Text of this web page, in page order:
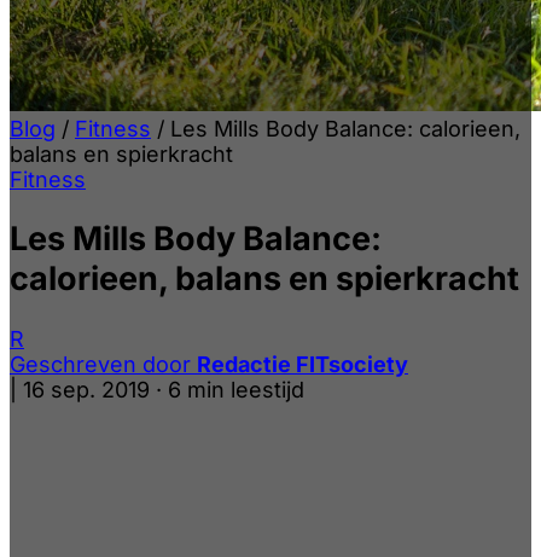
Blog / Fitness / Les Mills Body Balance: calorieen,
balans en spierkracht
Fitness
Les Mills Body Balance:
calorieen, balans en spierkracht
R
Geschreven door Redactie FITsociety
16 sep. 2019 · 6 min leestijd